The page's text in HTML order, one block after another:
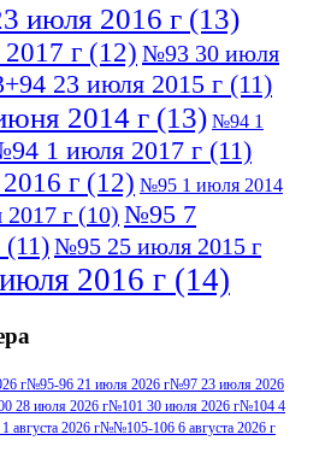
июля 2016 г (13)
г (12) №93 30 июля
23 июля 2015 г (11)
2014 г (13) №94 1
1 июля 2017 г (11)
г (12) №95 1 июля 2014
г (10) №95 7
(11)№95 25 июля 2015 г
2016 г (14)
№96 9 августа 2012
2015 г(9) №96+97 3
№96+97 30 июля
г№95-96 21 июля 2026 г№97 23 июля 2026
28 июля 2026 г№101 30 июля 2026 г№104 4
2026 г№№105-106 6 августа 2026 г